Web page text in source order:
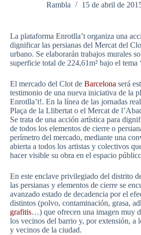
Rambla 15 de abril de
La plataforma Enrotlla’t organiza una
dignificar las persianas del Mercat del
urbano. Se elaborarán trabajos murales
superficie total de 224,61m² bajo el tema
El mercado del Clot de Barcelona será
testimonio de una nueva iniciativa de la
Enrotlla’t!. En la línea de las jornadas
Plaça de la Llibertat o el Mercat de
Se trata de una acción artística para
de todos los elementos de cierre o
perímetro del mercado, mediante una
abierta a todos los artistas y colectivos
hacer visible su obra en el espacio
En este enclave privilegiado del distrito
las persianas y elementos de cierre se
avanzado estado de decadencia por el
distintos (polvo, contaminación, grasa,
grafitis…) que ofrecen una imagen muy
los vecinos del barrio y, por extensión, a
y vecinos de la ciudad.